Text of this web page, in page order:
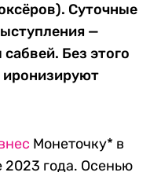
Суточные
—
Без этого
иронизируют
Монеточку* в
2023 года. Осенью